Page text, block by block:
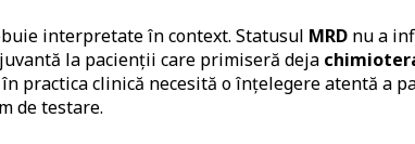
interpretate în context. Statusul MRD nu a
la pacienții care primiseră deja
în practica clinică necesită o înțelegere atentă a
de testare.